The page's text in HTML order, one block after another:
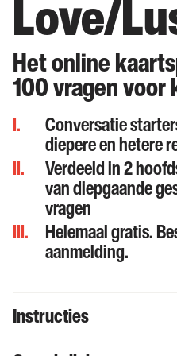
Love/
Het online
100 vragen voor
I. Conversatie
diepere en hetere
II.
Verdeeld in 2
van diepgaande
vragen
III.
Helemaal gratis.
aanmelding.
Instructies